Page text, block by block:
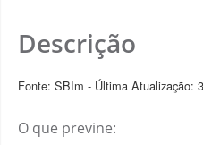
Descrição
Fonte: SBIm - Última Atualização:
O que previne: